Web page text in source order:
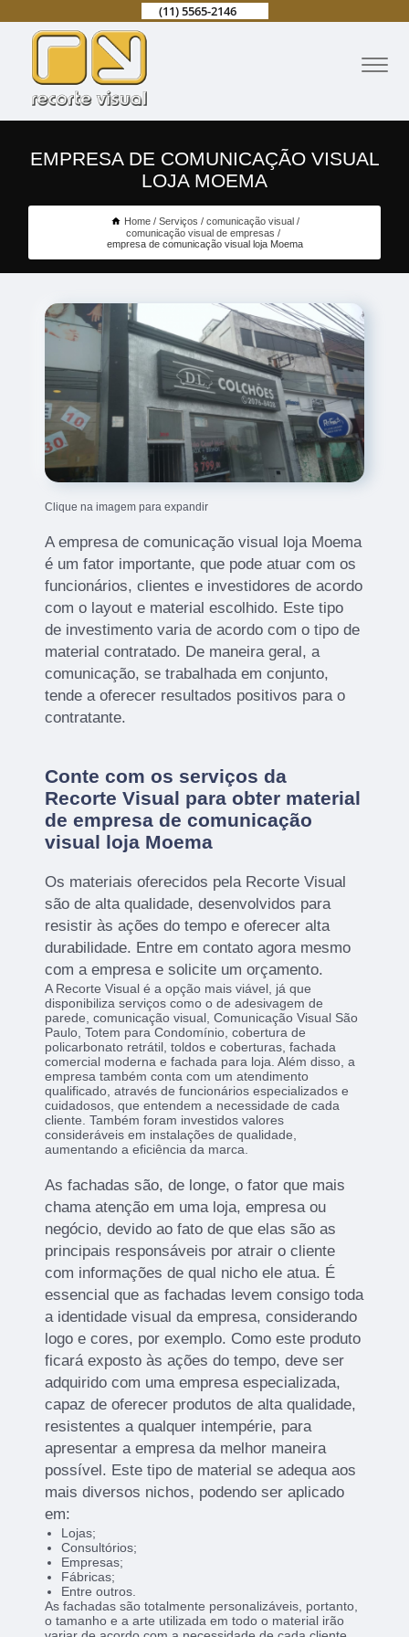
(11) 5565-2146
EMPRESA DE COMUNICAÇÃO VISUAL
LOJA MOEMA
Home Serviços
comunicação visual
comunicação visual de empresas
empresa de comunicação visual loja Moema
Clique na imagem para expandir
A empresa de comunicação visual loja Moema
é um fator importante, que pode atuar com os
funcionários, clientes e investidores de acordo
com o layout e material escolhido. Este tipo
de investimento varia de acordo com o tipo de
material contratado. De maneira geral, a
comunicação, se trabalhada em conjunto,
tende a oferecer resultados positivos para o
contratante.
Conte com os serviços da
Recorte Visual para obter material
de empresa de comunicação
visual loja Moema
Os materiais oferecidos pela Recorte Visual
são de alta qualidade, desenvolvidos para
resistir às ações do tempo e oferecer alta
durabilidade. Entre em contato agora mesmo
com a empresa e solicite um orçamento.
A Recorte Visual é a opção mais viável, já que
disponibiliza serviços como o de adesivagem de
parede, comunicação visual, Comunicação Visual São
Paulo, Totem para Condomínio, cobertura de
policarbonato retrátil, toldos e coberturas, fachada
comercial moderna e fachada para loja. Além disso, a
empresa também conta com um atendimento
qualificado, através de funcionários especializados e
cuidadosos, que entendem a necessidade de cada
cliente. Também foram investidos valores
consideráveis em instalações de qualidade,
aumentando a eficiência da marca.
As fachadas são, de longe, o fator que mais
chama atenção em uma loja, empresa ou
negócio, devido ao fato de que elas são as
principais responsáveis por atrair o cliente
com informações de qual nicho ele atua. É
essencial que as fachadas levem consigo toda
a identidade visual da empresa, considerando
logo e cores, por exemplo. Como este produto
ficará exposto às ações do tempo, deve ser
adquirido com uma empresa especializada,
capaz de oferecer produtos de alta qualidade,
resistentes a qualquer intempérie, para
apresentar a empresa da melhor maneira
possível. Este tipo de material se adequa aos
mais diversos nichos, podendo ser aplicado
em:
Lojas;
Consultórios;
Empresas;
Fábricas;
Entre outros.
As fachadas são totalmente personalizáveis, portanto,
o tamanho e a arte utilizada em todo o material irão